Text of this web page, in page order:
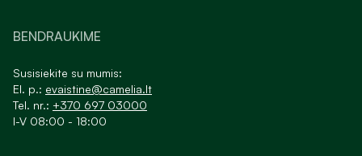
BENDRAUKIME
Susisiekite su mumis:
El. p.: evaistine@camelia.lt
Tel. nr.: +370 697 03000
I-V 08:00 - 18:00